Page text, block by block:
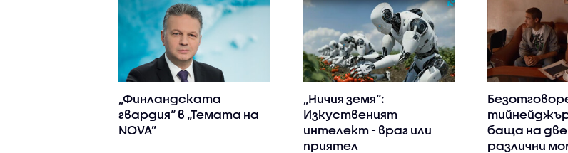
„Финландската
гвардия“ в „Темата на
NOVA”
„Ничия земя“:
Изкуственият
интелект - враг или
приятел
баща на
различни